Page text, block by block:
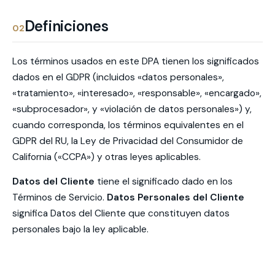
02Definiciones
Los términos usados en este DPA tienen los significados
dados en el GDPR (incluidos «datos personales»,
«tratamiento», «interesado», «responsable», «encargado»,
«subprocesador», y «violación de datos personales») y,
cuando corresponda, los términos equivalentes en el
GDPR del RU, la Ley de Privacidad del Consumidor de
California («CCPA») y otras leyes aplicables.
Datos del Cliente tiene el significado dado en los
Términos de Servicio. Datos Personales del Cliente
significa Datos del Cliente que constituyen datos
personales bajo la ley aplicable.